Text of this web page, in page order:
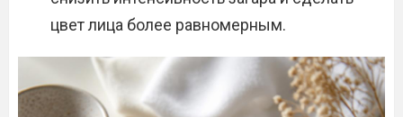
цвет лица более равномерным.